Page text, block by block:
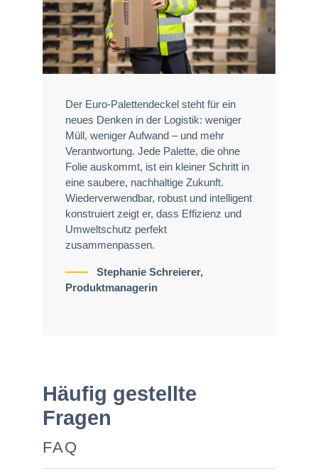
Der Euro‑Palettendeckel steht für ein
neues Denken in der Logistik: weniger
Müll, weniger Aufwand – und mehr
Verantwortung. Jede Palette, die ohne
Folie auskommt, ist ein kleiner Schritt in
eine saubere, nachhaltige Zukunft.
Wiederverwendbar, robust und intelligent
konstruiert zeigt er, dass Effizienz und
Umweltschutz perfekt
zusammenpassen.
Stephanie Schreierer,
Produktmanagerin
Häufig gestellte
Fragen
FAQ